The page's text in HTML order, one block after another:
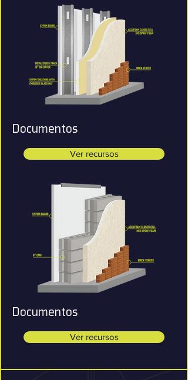
Documentos
Ver recursos
Documentos
Ver recursos